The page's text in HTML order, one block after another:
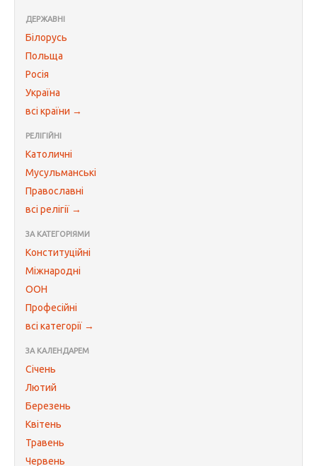
ДЕРЖАВНІ
Білорусь
Польща
Росія
Україна
всі країни →
РЕЛІГІЙНІ
Католичні
Мусульманські
Православні
всі релігії →
ЗА КАТЕГОРІЯМИ
Конституційні
Міжнародні
ООН
Професійні
всі категорії →
ЗА КАЛЕНДАРЕМ
Січень
Лютий
Березень
Квітень
Травень
Червень